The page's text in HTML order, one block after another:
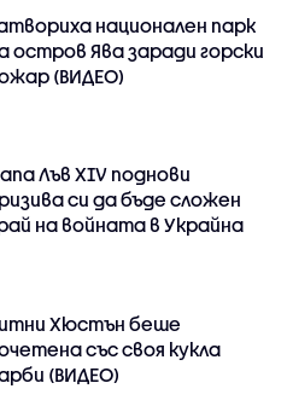
национален парк
остров Ява заради горски
(ВИДЕО)
Лъв XIV поднови
си да бъде сложен
на войната в Украйна
Хюстън беше
със своя кукла
(ВИДЕО)